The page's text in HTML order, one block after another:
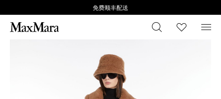
免费顺丰配送
搜索 心愿清
菜